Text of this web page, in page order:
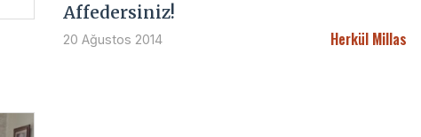
Affedersiniz!
20 Ağustos 2014 Herkül Millas